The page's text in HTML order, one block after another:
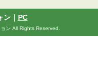
｜ PC
ン All Rights Reserved.